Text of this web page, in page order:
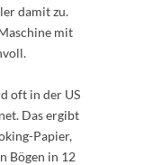
damit zu.
mit
oft in der US
Das ergibt
Papier,
Bögen in 12